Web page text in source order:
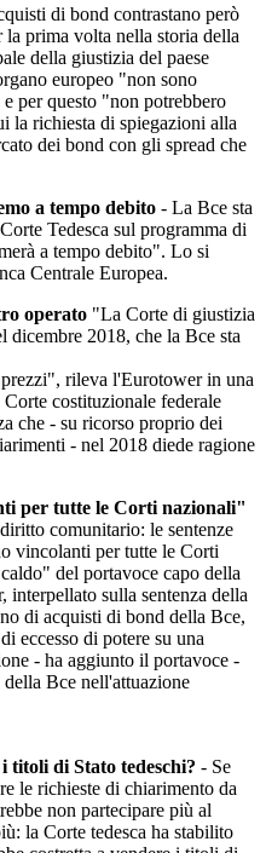
di bond contrastano però
la prima volta nella storia della
della giustizia del paese
europeo "non sono
per questo "non potrebbero
la richiesta di spiegazioni alla
dei bond con gli spread che
a tempo debito - La Bce sta
Tedesca sul programma di
a tempo debito". Lo si
Centrale Europea.
operato "La Corte di giustizia
dicembre 2018, che la Bce sta
rileva l'Eurotower in una
costituzionale federale
che - su ricorso proprio dei
- nel 2018 diede ragione
per tutte le Corti nazionali"
comunitario: le sentenze
vincolanti per tutte le Corti
del portavoce capo della
interpellato sulla sentenza della
di acquisti di bond della Bce,
eccesso di potere su una
- ha aggiunto il portavoce -
Bce nell'attuazione
titoli di Stato tedeschi? - Se
le richieste di chiarimento da
non partecipare più al
la Corte tedesca ha stabilito